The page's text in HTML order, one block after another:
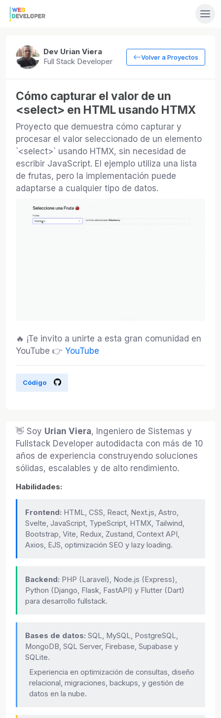
Dev Urian Viera
Full Stack Developer
Volver a Proyectos
Cómo capturar el valor de un
<select> en HTML usando HTMX
Proyecto que demuestra cómo capturar y
procesar el valor seleccionado de un elemento
`<select>` usando HTMX, sin necesidad de
escribir JavaScript. El ejemplo utiliza una lista
de frutas, pero la implementación puede
adaptarse a cualquier tipo de datos.
🔥 ¡Te invito a unirte a esta gran comunidad en
YouTube 👉 YouTube
Código
👋 Soy Urian Viera, Ingeniero de Sistemas y
Fullstack Developer autodidacta con más de 10
años de experiencia construyendo soluciones
sólidas, escalables y de alto rendimiento.
Habilidades:
Frontend: HTML, CSS, React, Next.js, Astro,
Svelte, JavaScript, TypeScript, HTMX, Tailwind,
Bootstrap, Vite, Redux, Zustand, Context API,
Axios, EJS, optimización SEO y lazy loading.
Backend: PHP (Laravel), Node.js (Express),
Python (Django, Flask, FastAPI) y Flutter (Dart)
para desarrollo fullstack.
Bases de datos: SQL, MySQL, PostgreSQL,
MongoDB, SQL Server, Firebase, Supabase y
SQLite.
Experiencia en optimización de consultas, diseño
relacional, migraciones, backups, y gestión de
datos en la nube.